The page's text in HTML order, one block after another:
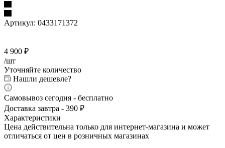
Артикул: 0433171372
4 900 ₽
/шт
Уточняйте количество
Нашли дешевле?
Самовывоз сегодня - бесплатно
Доставка завтра - 390 ₽
Характеристики
Цена действительна только для интернет-магазина и может
отличаться от цен в розничных магазинах